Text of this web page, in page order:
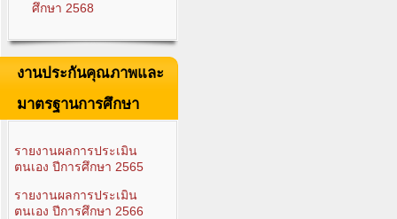
ศึกษา 2568
งานประกันคุณภาพและ
มาตรฐานการศึกษา
รายงานผลการประเมิน
ตนเอง ปีการศึกษา 2565
รายงานผลการประเมิน
ตนเอง ปีการศึกษา 2566